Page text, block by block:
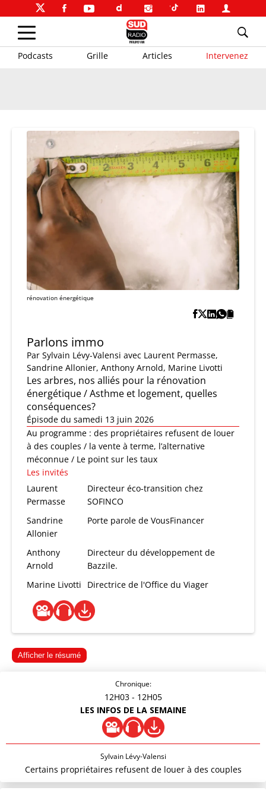
Podcasts Grille Articles Intervenez
rénovation énergétique
Parlons immo
Par Sylvain Lévy-Valensi avec Laurent Permasse,
Sandrine Allonier, Anthony Arnold, Marine Livotti
Les arbres, nos alliés pour la rénovation
énergétique / Asthme et logement, quelles
conséquences?
Épisode du samedi 13 juin 2026
Au programme : des propriétaires refusent de louer
à des couples / la vente à terme, l’alternative
méconnue / Le point sur les taux
Les invités
Laurent
Permasse
Directeur éco-transition chez
SOFINCO
Sandrine
Allonier
Porte parole de VousFinancer
Anthony
Arnold
Directeur du développement de
Bazzile.
Marine Livotti
Directrice de l'Office du Viager
Afficher le résumé
Chronique:
12H03 - 12H05
LES INFOS DE LA SEMAINE
Sylvain Lévy-Valensi
Certains propriétaires refusent de louer à des couples